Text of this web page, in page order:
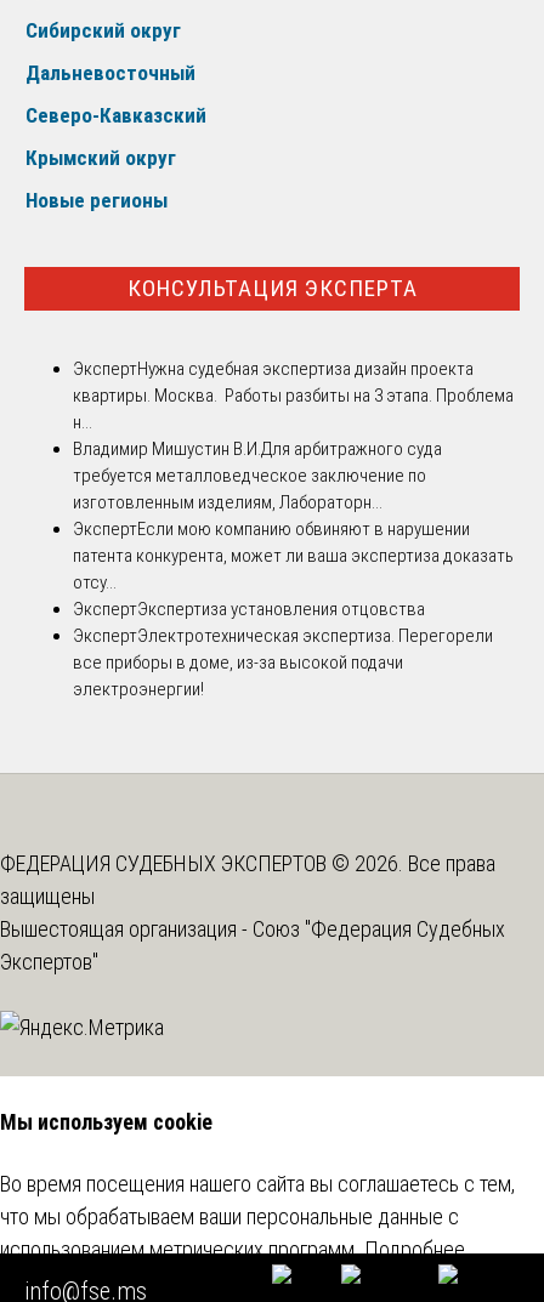
Сибирский округ
Дальневосточный
Северо-Кавказский
Крымский округ
Новые регионы
КОНСУЛЬТАЦИЯ ЭКСПЕРТА
ЭкспертНужна судебная экспертиза дизайн проекта
квартиры. Москва. Работы разбиты на 3 этапа. Проблема
н...
Владимир Мишустин В.И.Для арбитражного суда
требуется металловедческое заключение по
изготовленным изделиям, Лабораторн...
ЭкспертЕсли мою компанию обвиняют в нарушении
патента конкурента, может ли ваша экспертиза доказать
отсу...
ЭкспертЭкспертиза установления отцовства
ЭкспертЭлектротехническая экспертиза. Перегорели
все приборы в доме, из-за высокой подачи
электроэнергии!
ФЕДЕРАЦИЯ СУДЕБНЫХ ЭКСПЕРТОВ © 2026. Все права
защищены
Вышестоящая организация - Союз "Федерация Судебных
Экспертов"
info@fse.ms
Мы используем cookie
Во время посещения нашего сайта вы соглашаетесь с тем,
что мы обрабатываем ваши персональные данные с
использованием метрических программ.Подробнее